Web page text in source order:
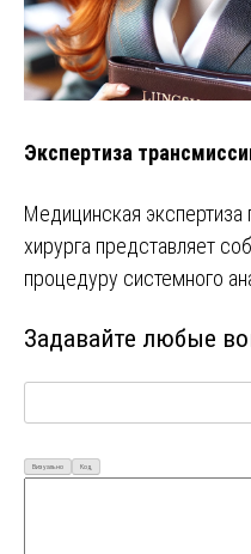
Экспертиза
Медицинская экспертиза
хирурга представляет
процедуру системного
Задавайте любые
Визуально Код